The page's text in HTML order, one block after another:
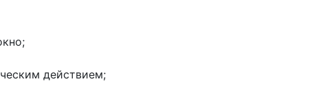
действием;